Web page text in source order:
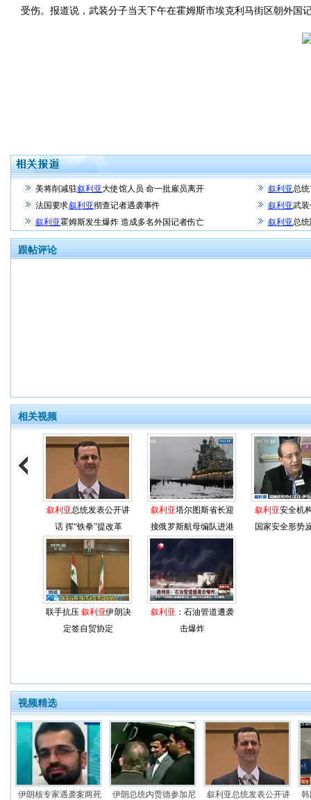
受伤。报道说，武装分子当天下午在霍姆斯市埃克利马街区朝外国
美将削减驻叙利亚大使馆人员 命一批雇员离开 叙利亚总
法国要求叙利亚彻查记者遇袭事件 叙利亚武
叙利亚霍姆斯发生爆炸 造成多名外国记者伤亡 叙利亚总
跟帖评论
相关视频
叙利亚总统发表公开讲
话 挥“铁拳”提改革
叙利亚塔尔图斯省长迎
接俄罗斯航母编队进港
叙利亚安全机
国家安全形势
联手抗压 叙利亚伊朗决
定签自贸协定
叙利亚 ：石油管道遭袭
击爆炸
视频精选
伊朗核专家遇袭案两死
伊朗总统内贾德参加尼
叙利亚总统发表公开讲